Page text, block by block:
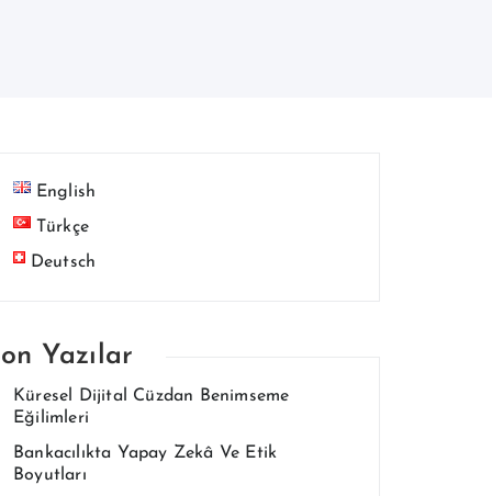
English
Türkçe
Deutsch
Yazılar
Küresel Dijital Cüzdan Benimseme
Eğilimleri
Bankacılıkta Yapay Zekâ Ve Etik
Boyutları